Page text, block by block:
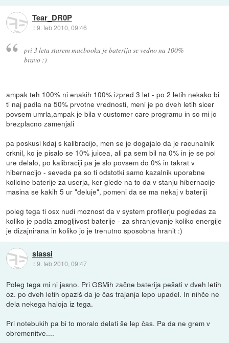
Tear_DR0P
::9. feb 2010, 09:46
pri 3 leta starem macbooku je baterija se vedno na 100%
bravo :)
ampak teh 100% ni enakih 100% izpred 3 let - po 2 letih nekako bi
ti naj padla na 50% prvotne vrednosti, meni je po dveh letih sicer
povsem umrla,ampak je bila v customer care programu in so mi jo
brezplacno zamenjali
pa poskusi kdaj s kalibracijo, men se je dogajalo da je racunalnik
crknil, ko je pisalo se 10% juicea, ali pa sem bil na 0% in je se pol
ure delalo, po kalibraciji pa je slo povsem do 0% in takrat v
hibernacijo - seveda pa so ti odstotki samo kazalnik uporabne
kolicine baterije za userja, ker glede na to da v stanju hibernacije
masina se kakih 5 ur "deluje", pomeni da se ma nekaj v bateriji
poleg tega ti osx nudi moznost da v system profilerju pogledas za
koliko je padla zmogljivost baterije - za shranjevanje koliko energije
je dizajnirana in koliko jo je trenutno sposobna hranit :)
slassi
::9. feb 2010, 09:47
Poleg tega mi ni jasno. Pri GSMih začne baterija pešati v dveh letih
oz. po dveh letih opaziš da je čas trajanja lepo upadel. In nihče ne
dela nekega haloja iz tega.
Pri notebukih pa bi to moralo delati še lep čas. Pa da ne grem v
obremenitve....